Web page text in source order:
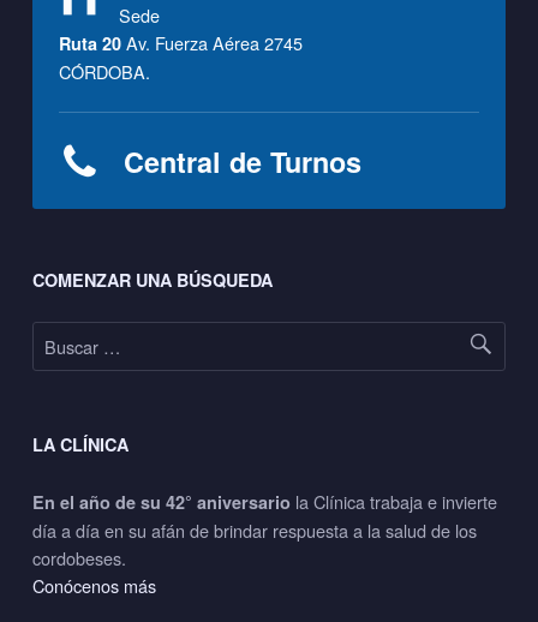
Sede
Ruta 20Av. Fuerza Aérea 2745
CÓRDOBA.
Central de Turnos
COMENZAR UNA BÚSQUEDA
Buscar:
LA CLÍNICA
En el año de su 42° aniversario la Clínica trabaja e invierte
día a día en su afán de brindar respuesta a la salud de los
cordobeses.
Conócenos más